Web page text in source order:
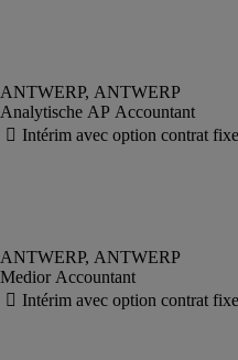
Analytische AP Accountant
Medior Accountant